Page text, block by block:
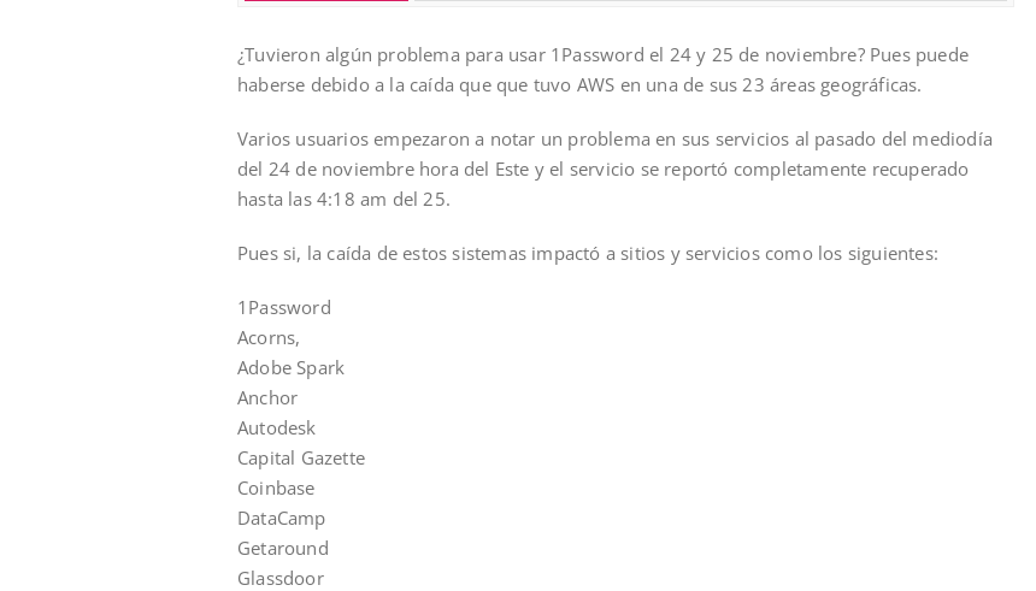
¿Tuvieron algún problema para usar 1Password el 24 y 25 de noviembre? Pues puede
haberse debido a la caída que que tuvo AWS en una de sus 23 áreas geográficas.
Varios usuarios empezaron a notar un problema en sus servicios al pasado del mediodía
del 24 de noviembre hora del Este y el servicio se reportó completamente recuperado
hasta las 4:18 am del 25.
Pues si, la caída de estos sistemas impactó a sitios y servicios como los siguientes:
1Password
Acorns,
Adobe Spark
Anchor
Autodesk
Capital Gazette
Coinbase
DataCamp
Getaround
Glassdoor